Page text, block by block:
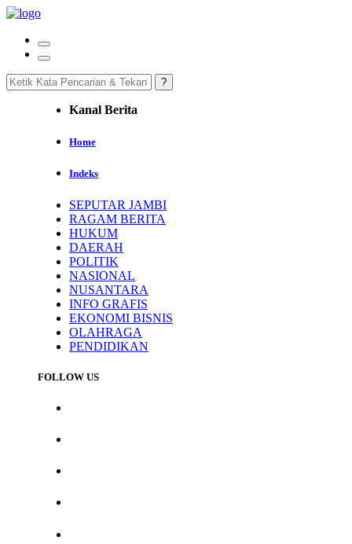
Kanal Berita
Home
Indeks
SEPUTAR JAMBI
RAGAM BERITA
HUKUM
DAERAH
POLITIK
NASIONAL
NUSANTARA
INFO GRAFIS
EKONOMI BISNIS
OLAHRAGA
PENDIDIKAN
FOLLOW US